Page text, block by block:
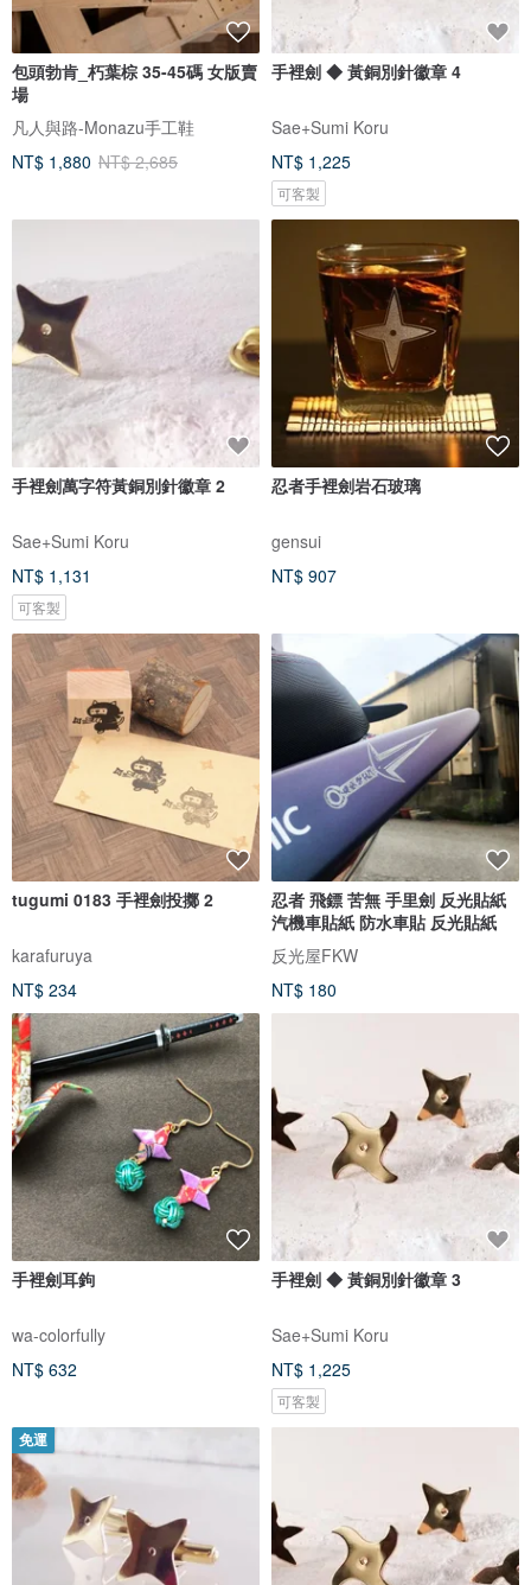
包頭勃肯_朽葉棕 35-45碼 女版賣
場
凡人與路-Monazu手工鞋
NT$ 1,880 NT$ 2,685
手裡劍 ◆ 黃銅別針徽章 4
Sae+Sumi Koru
NT$ 1,225
可客製
手裡劍萬字符黃銅別針徽章 2
Sae+Sumi Koru
NT$ 1,131
可客製
忍者手裡劍岩石玻璃
gensui
NT$ 907
tugumi 0183 手裡劍投擲 2
karafuruya
NT$ 234
忍者 飛鏢 苦無 手里劍 反光貼紙
汽機車貼紙 防水車貼 反光貼紙
反光屋FKW
NT$ 180
手裡劍耳鉤
wa-colorfully
NT$ 632
手裡劍 ◆ 黃銅別針徽章 3
Sae+Sumi Koru
NT$ 1,225
可客製
免運